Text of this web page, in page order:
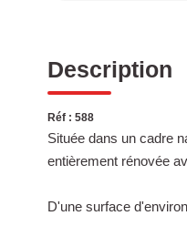
Description
Réf : 588
Située dans un cadre
entièrement rénovée
D'une surface